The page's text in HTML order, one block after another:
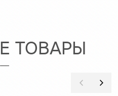
ТОВАРЫ